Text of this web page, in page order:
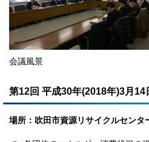
会議風景
第12回 平成30年(2018年)3月14
場所：吹田市資源リサイクルセンタ